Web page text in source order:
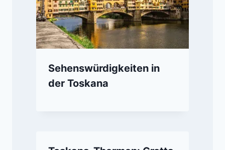
Sehenswürdigkeiten in
der Toskana